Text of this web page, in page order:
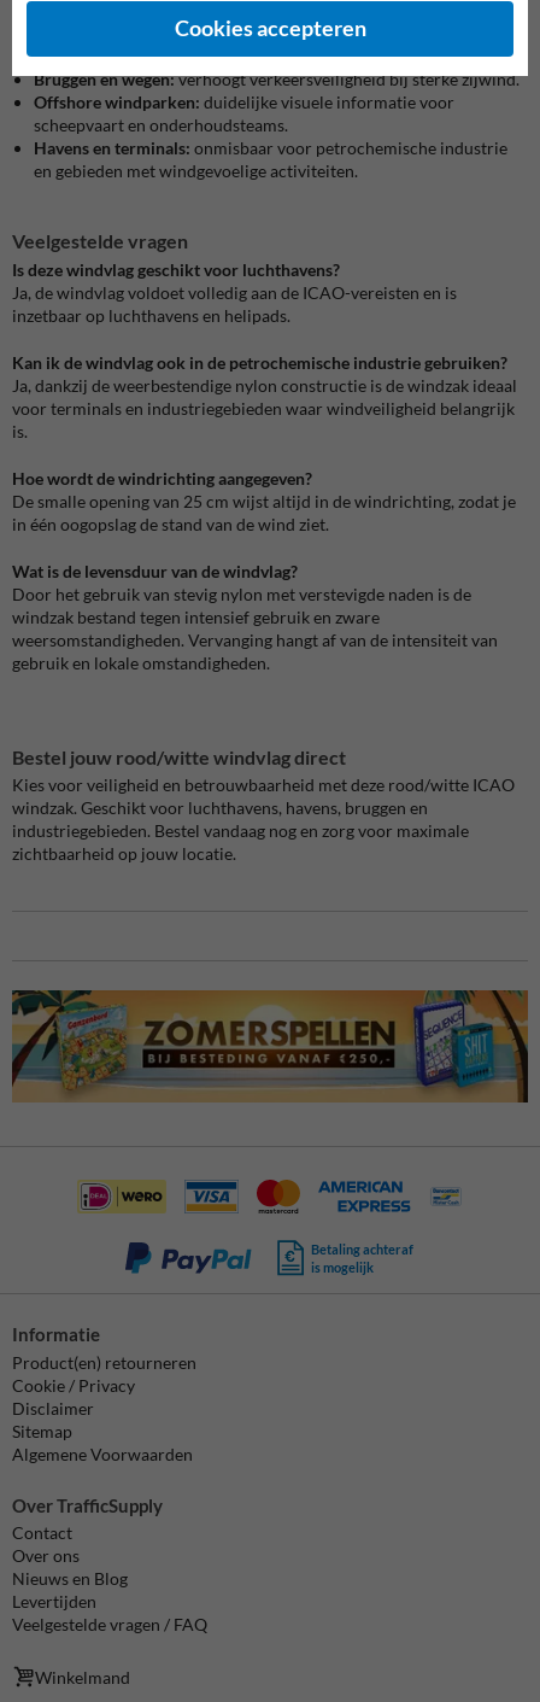
Luchthavens en helipads:voldoen aan ICAO-richtlijnen, essentieel
voor start en landing.
Bruggen en wegen:verhoogt verkeersveiligheid bij sterke zijwind.
Offshore windparken: duidelijke visuele informatie voor
scheepvaart en onderhoudsteams.
Havens en terminals: onmisbaar voor petrochemische industrie
en gebieden met windgevoelige activiteiten.
Veelgestelde vragen
Is deze windvlag geschikt voor luchthavens?
Ja, de windvlag voldoet volledig aan de ICAO-vereisten en is
inzetbaar op luchthavens en helipads.
Kan ik de windvlag ook in de petrochemische industrie gebruiken?
Ja, dankzij de weerbestendige nylon constructie is de windzak ideaal
voor terminals en industriegebieden waar windveiligheid belangrijk
is.
Hoe wordt de windrichting aangegeven?
De smalle opening van 25 cm wijst altijd in de windrichting, zodat je
in één oogopslag de stand van de wind ziet.
Wat is de levensduur van de windvlag?
Door het gebruik van stevig nylon met verstevigde naden is de
windzak bestand tegen intensief gebruik en zware
weersomstandigheden. Vervanging hangt af van de intensiteit van
gebruik en lokale omstandigheden.
Bestel jouw rood/witte windvlag direct
Kies voor veiligheid en betrouwbaarheid met deze rood/witte ICAO
windzak. Geschikt voor luchthavens, havens, bruggen en
industriegebieden. Bestel vandaag nog en zorg voor maximale
zichtbaarheid op jouw locatie.
Betaling achteraf
is mogelijk
Informatie
Product(en) retourneren
Cookie / Privacy
Disclaimer
Sitemap
Algemene Voorwaarden
Over TrafficSupply
Contact
Over ons
Nieuws en Blog
Levertijden
Veelgestelde vragen / FAQ
Winkelmand
Cookies accepteren